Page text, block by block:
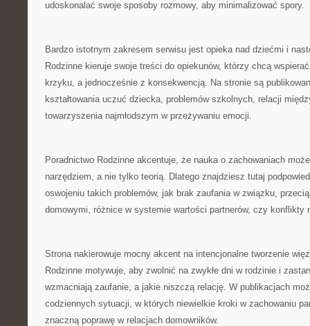
udoskonalać swoje sposoby rozmowy, aby minimalizować spory.
Bardzo istotnym zakresem serwisu jest opieka nad dziećmi i
Rodzinne kieruje swoje treści do opiekunów, którzy chcą
krzyku, a jednocześnie z konsekwencją. Na stronie są
kształtowania uczuć dziecka, problemów szkolnych, relacji
towarzyszenia najmłodszym w przeżywaniu emocji.
Poradnictwo Rodzinne akcentuje, że nauka o zachowaniach
narzędziem, a nie tylko teorią. Dlatego znajdziesz tutaj
oswojeniu takich problemów, jak brak zaufania w związku,
domowymi, różnice w systemie wartości partnerów, czy konflikty
Strona nakierowuje mocny akcent na intencjonalne tworzenie
Rodzinne motywuje, aby zwolnić na zwykłe dni w rodzinie i
wzmacniają zaufanie, a jakie niszczą relację. W publikacjach
codziennych sytuacji, w których niewielkie kroki w zachowaniu
znaczną poprawę w relacjach domowników.